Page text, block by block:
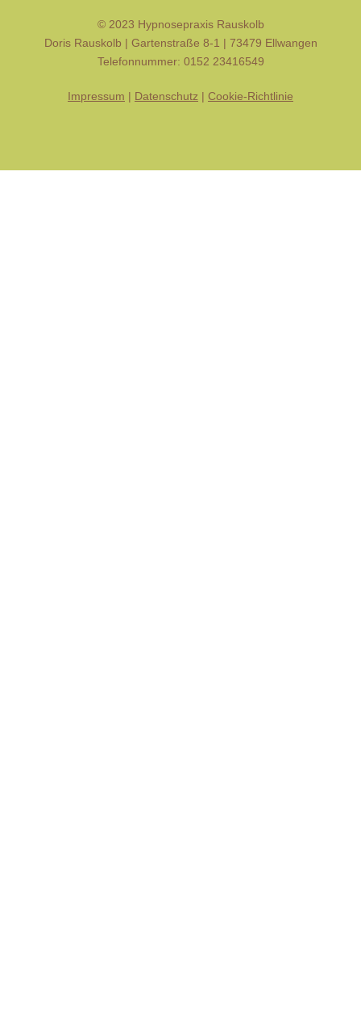
© 2023 Hypnosepraxis Rauskolb
Doris Rauskolb | Gartenstraße 8-1 | 73479 Ellwangen
Telefonnummer: 0152 23416549
Impressum | Datenschutz | Cookie-Richtlinie